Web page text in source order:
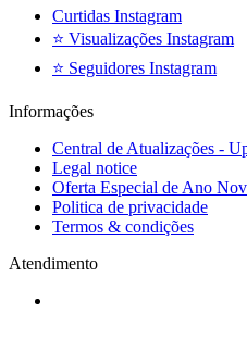
Curtidas Instagram
⭐ Visualizações Instagram
⭐ Seguidores Instagram
Informações
Central de Atualizações -
Legal notice
Oferta Especial de Ano
Politica de privacidade
Termos & condições
Atendimento